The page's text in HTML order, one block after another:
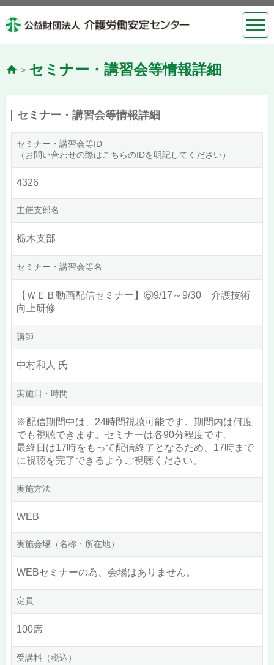
> セミナー・講習会等情報詳細
セミナー・講習会等情報詳細
セミナー・講習会等ID
（お問い合わせの際はこちらのIDを明記してください）
4326
主催支部名
栃木支部
セミナー・講習会等名
【ＷＥＢ動画配信セミナー】⑥9/17～9/30 介護技術
向上研修
講師
中村和人 氏
実施日・時間
※配信期間中は、24時間視聴可能です。期間内は何度
でも視聴できます。セミナーは各90分程度です。
最終日は17時をもって配信終了となるため、17時まで
に視聴を完了できるようご視聴ください。
実施方法
WEB
実施会場（名称・所在地）
WEBセミナーの為、会場はありません。
定員
100席
受講料（税込）